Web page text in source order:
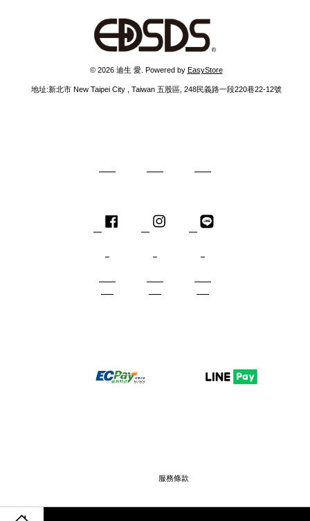
© 2026 迪生 愛. Powered by EasyStore
  地址:新北市 New Taipei City , Taiwan 五股區, 248民義路一段220巷22-12號
服務條款